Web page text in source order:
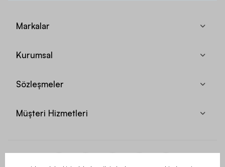
Markalar
Kurumsal
Sözleşmeler
Müşteri Hizmetleri